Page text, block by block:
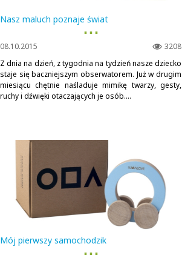
Nasz maluch poznaje świat
▪ ▪ ▪
3208
08.10.2015
Z dnia na dzień, z tygodnia na tydzień nasze dziecko
staje się baczniejszym obserwatorem. Już w drugim
miesiącu chętnie naśladuje mimikę twarzy, gesty,
ruchy i dźwięki otaczających je osób....
Mój pierwszy samochodzik
▪ ▪ ▪